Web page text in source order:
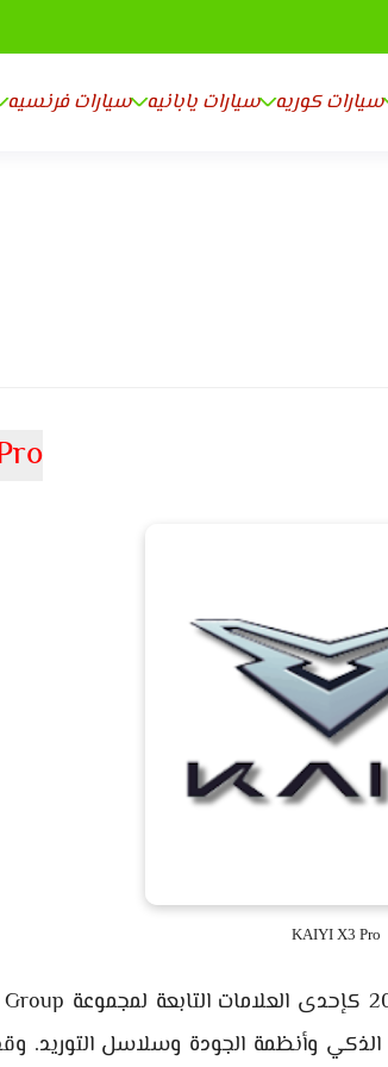
سيارات كوريه سيارات يابانيه سيارات فرنسيه
KAIYI X3 Pro
الذكي وأنظمة الجودة وسلاسل التوريد.